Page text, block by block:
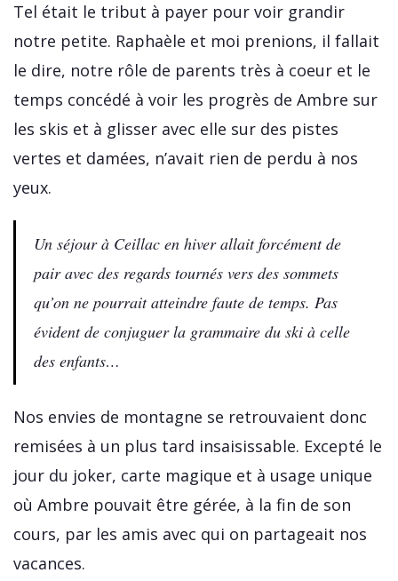
Tel était le tribut à payer pour voir grandir
notre petite. Raphaèle et moi prenions, il fallait
le dire, notre rôle de parents très à coeur et le
temps concédé à voir les progrès de Ambre sur
les skis et à glisser avec elle sur des pistes
vertes et damées, n’avait rien de perdu à nos
yeux.
Un séjour à Ceillac en hiver allait forcément de
pair avec des regards tournés vers des sommets
qu’on ne pourrait atteindre faute de temps. Pas
évident de conjuguer la grammaire du ski à celle
des enfants…
Nos envies de montagne se retrouvaient donc
remisées à un plus tard insaisissable. Excepté le
jour du joker, carte magique et à usage unique
où Ambre pouvait être gérée, à la fin de son
cours, par les amis avec qui on partageait nos
vacances.